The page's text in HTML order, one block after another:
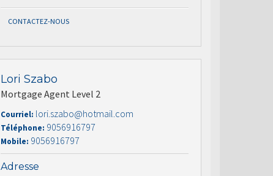
CONTACTEZ-NOUS
Lori Szabo
Mortgage Agent Level 2
Courriel: lori.szabo@hotmail.com
Téléphone: 9056916797
Mobile: 9056916797
Adresse